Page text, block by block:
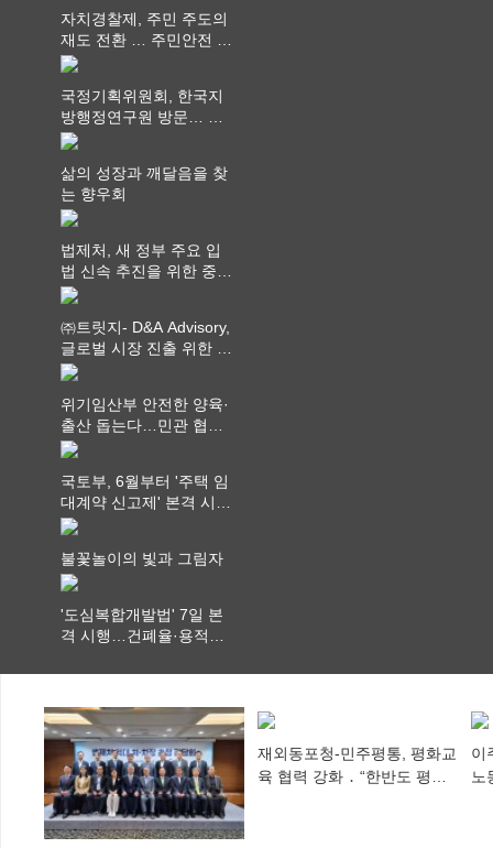
자치경찰제, 주민 주도의
재도 전환 … 주민안전 치
안서비스가 최우선 되어
국정기획위원회, 한국지
방행정연구원 방문… 국
가균형성장 논의
삶의 성장과 깨달음을 찾
는 향우회
법제처, 새 정부 주요 입
법 신속 추진을 위한 중앙
부처 법무담당관 회의 개
㈜트릿지- D&A Advisory,
글로벌 시장 진출 위한 전
략적 업무협약 체결
위기임산부 안전한 양육·
출산 돕는다…민관 협력
체계 구축
국토부, 6월부터 '주택 임
대계약 신고제' 본격 시
행…실거래가 투명화 기
불꽃놀이의 빛과 그림자
'도심복합개발법' 7일 본
격 시행…건폐율·용적률
재외동포청-민주평통, 평화교
육 협력 강화 ․ “한반도 평화,
이
노